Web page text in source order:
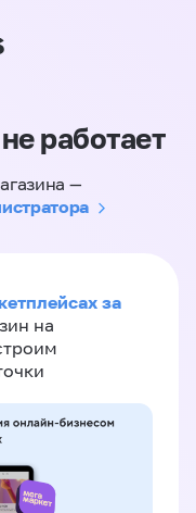
работает
—
за
на